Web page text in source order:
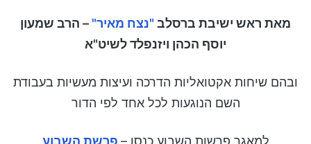
מאת ראש ישיבת ברסלב "נצח מאיר" – הרב שמעון
יוסף הכהן ויזנפלד לשיט"א
ובהם שיחות אקטואליות הדרכה ועיצות מעשיות בעבודת
השם הנוגעות לכל אחד לפי הדור
למאגר פרשות השבוע כנסו – פרשת השבוע